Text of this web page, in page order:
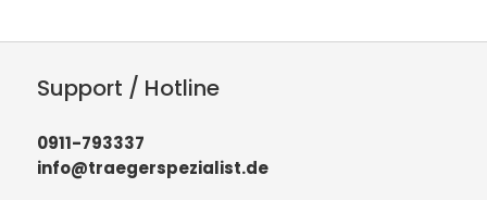
Support / Hotline
0911-793337
info@traegerspezialist.de